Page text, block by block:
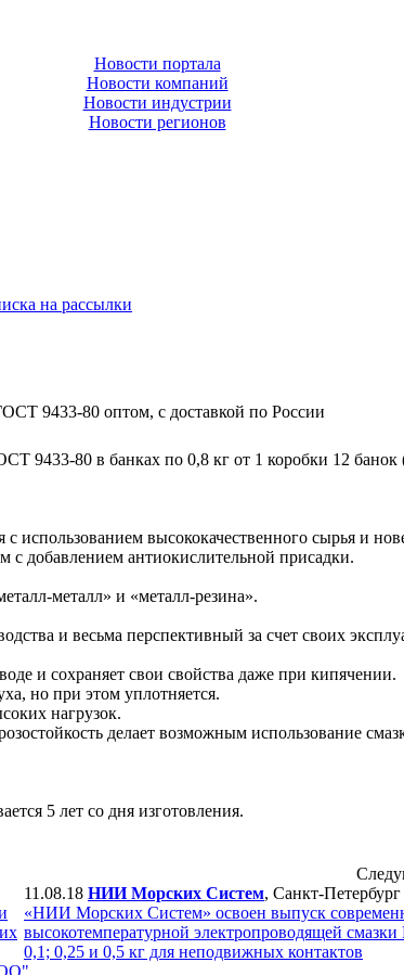
Новости портала
Новости компаний
Новости индустрии
Новости регионов
на рассылки
9433-80 оптом, с доставкой по России
80 в банках по 0,8 кг от 1 коробки 12 банок
высококачественного сырья и
с добавлением антиокислительной присадки.
металл» и «металл-резина».
и весьма перспективный за счет своих
и сохраняет свои свойства даже при кипячении.
но при этом уплотняется.
нагрузок.
делает возможным использование
5 лет со дня изготовления.
11.08.18 НИИ Морских Систем, Санкт-Петербург
«НИИ Морских Систем» освоен выпуск
высокотемпературной электропроводящей
0,1; 0,25 и 0,5 кг для неподвижных контактов